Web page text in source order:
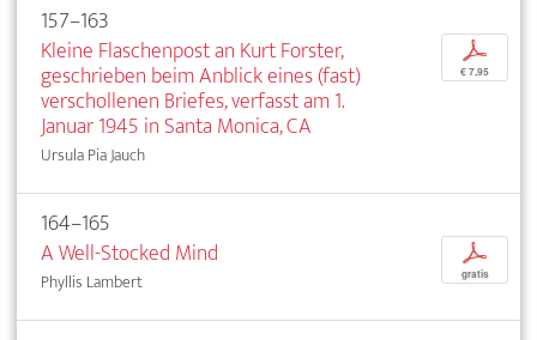
157–163
Kleine Flaschenpost an Kurt Forster,
geschrieben beim Anblick eines (fast)
verschollenen Briefes, verfasst am 1.
Januar 1945 in Santa Monica, CA
Ursula Pia Jauch
p
€ 7,95
164–165
A Well-Stocked Mind
Phyllis Lambert
p
gratis